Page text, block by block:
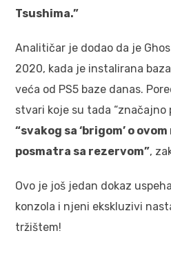
Tsushima.”
Analitičar je dodao da je
2020, kada je instalirana
veća od PS5 baze danas.
stvari koje su tada “značajno
“svakog sa ‘brigom’ o
posmatra sa rezervom”,
Ovo je još jedan dokaz
konzola i njeni ekskluzivi
tržištem!